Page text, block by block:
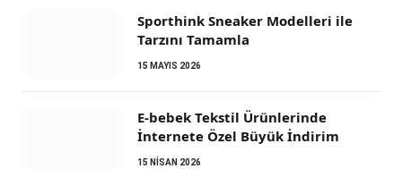
Sporthink Sneaker Modelleri ile
Tarzını Tamamla
15 MAYIS 2026
E-bebek Tekstil Ürünlerinde
İnternete Özel Büyük İndirim
15 NISAN 2026